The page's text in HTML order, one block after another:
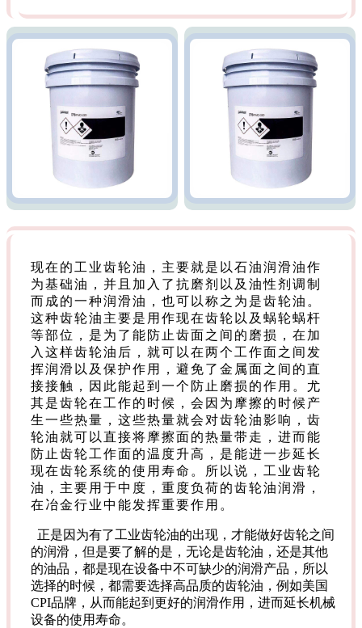
现在的工业齿轮油，主要就是以石油润滑油作
为基础油，并且加入了抗磨剂以及油性剂调制
而成的一种润滑油，也可以称之为是齿轮油。
这种齿轮油主要是用作现在齿轮以及蜗轮蜗杆
等部位，是为了能防止齿面之间的磨损，在加
入这样齿轮油后，就可以在两个工作面之间发
挥润滑以及保护作用，避免了金属面之间的直
接接触，因此能起到一个防止磨损的作用。尤
其是齿轮在工作的时候，会因为摩擦的时候产
生一些热量，这些热量就会对齿轮油影响，齿
轮油就可以直接将摩擦面的热量带走，进而能
防止齿轮工作面的温度升高，是能进一步延长
现在齿轮系统的使用寿命。所以说，工业齿轮
油，主要用于中度，重度负荷的齿轮油润滑，
在冶金行业中能发挥重要作用。
正是因为有了工业齿轮油的出现，才能做好齿轮之间
的润滑，但是要了解的是，无论是齿轮油，还是其他
的油品，都是现在设备中不可缺少的润滑产品，所以
选择的时候，都需要选择高品质的齿轮油，例如美国
CPI品牌，从而能起到更好的润滑作用，进而延长机械
设备的使用寿命。